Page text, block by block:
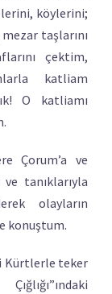
köylerini;
taşlarını
çektim,
katliam
O katliamı
Çorum’a ve
tanıklarıyla
olayların
konuştum.
Kürtlerle teker